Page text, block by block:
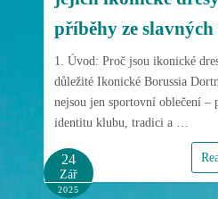
příběhy ze slavných
1. Úvod: Proč jsou ikonické
důležité Ikonické Borussia
nejsou jen sportovní oblečení –
identitu klubu, tradici a …
24
Zář
2025